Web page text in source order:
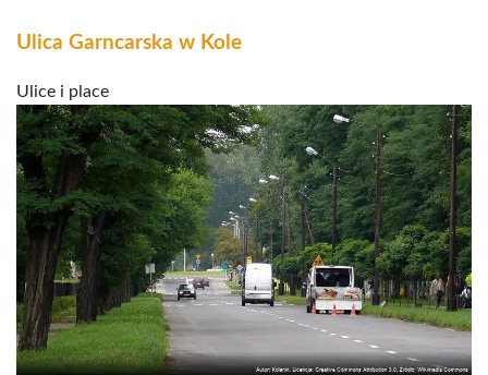
Ulica Garncarska w Kole
Ulice i place